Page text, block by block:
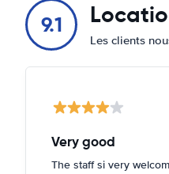
9.1
Les clients
Very good
The staff si very